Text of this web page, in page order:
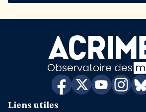
Liens utiles